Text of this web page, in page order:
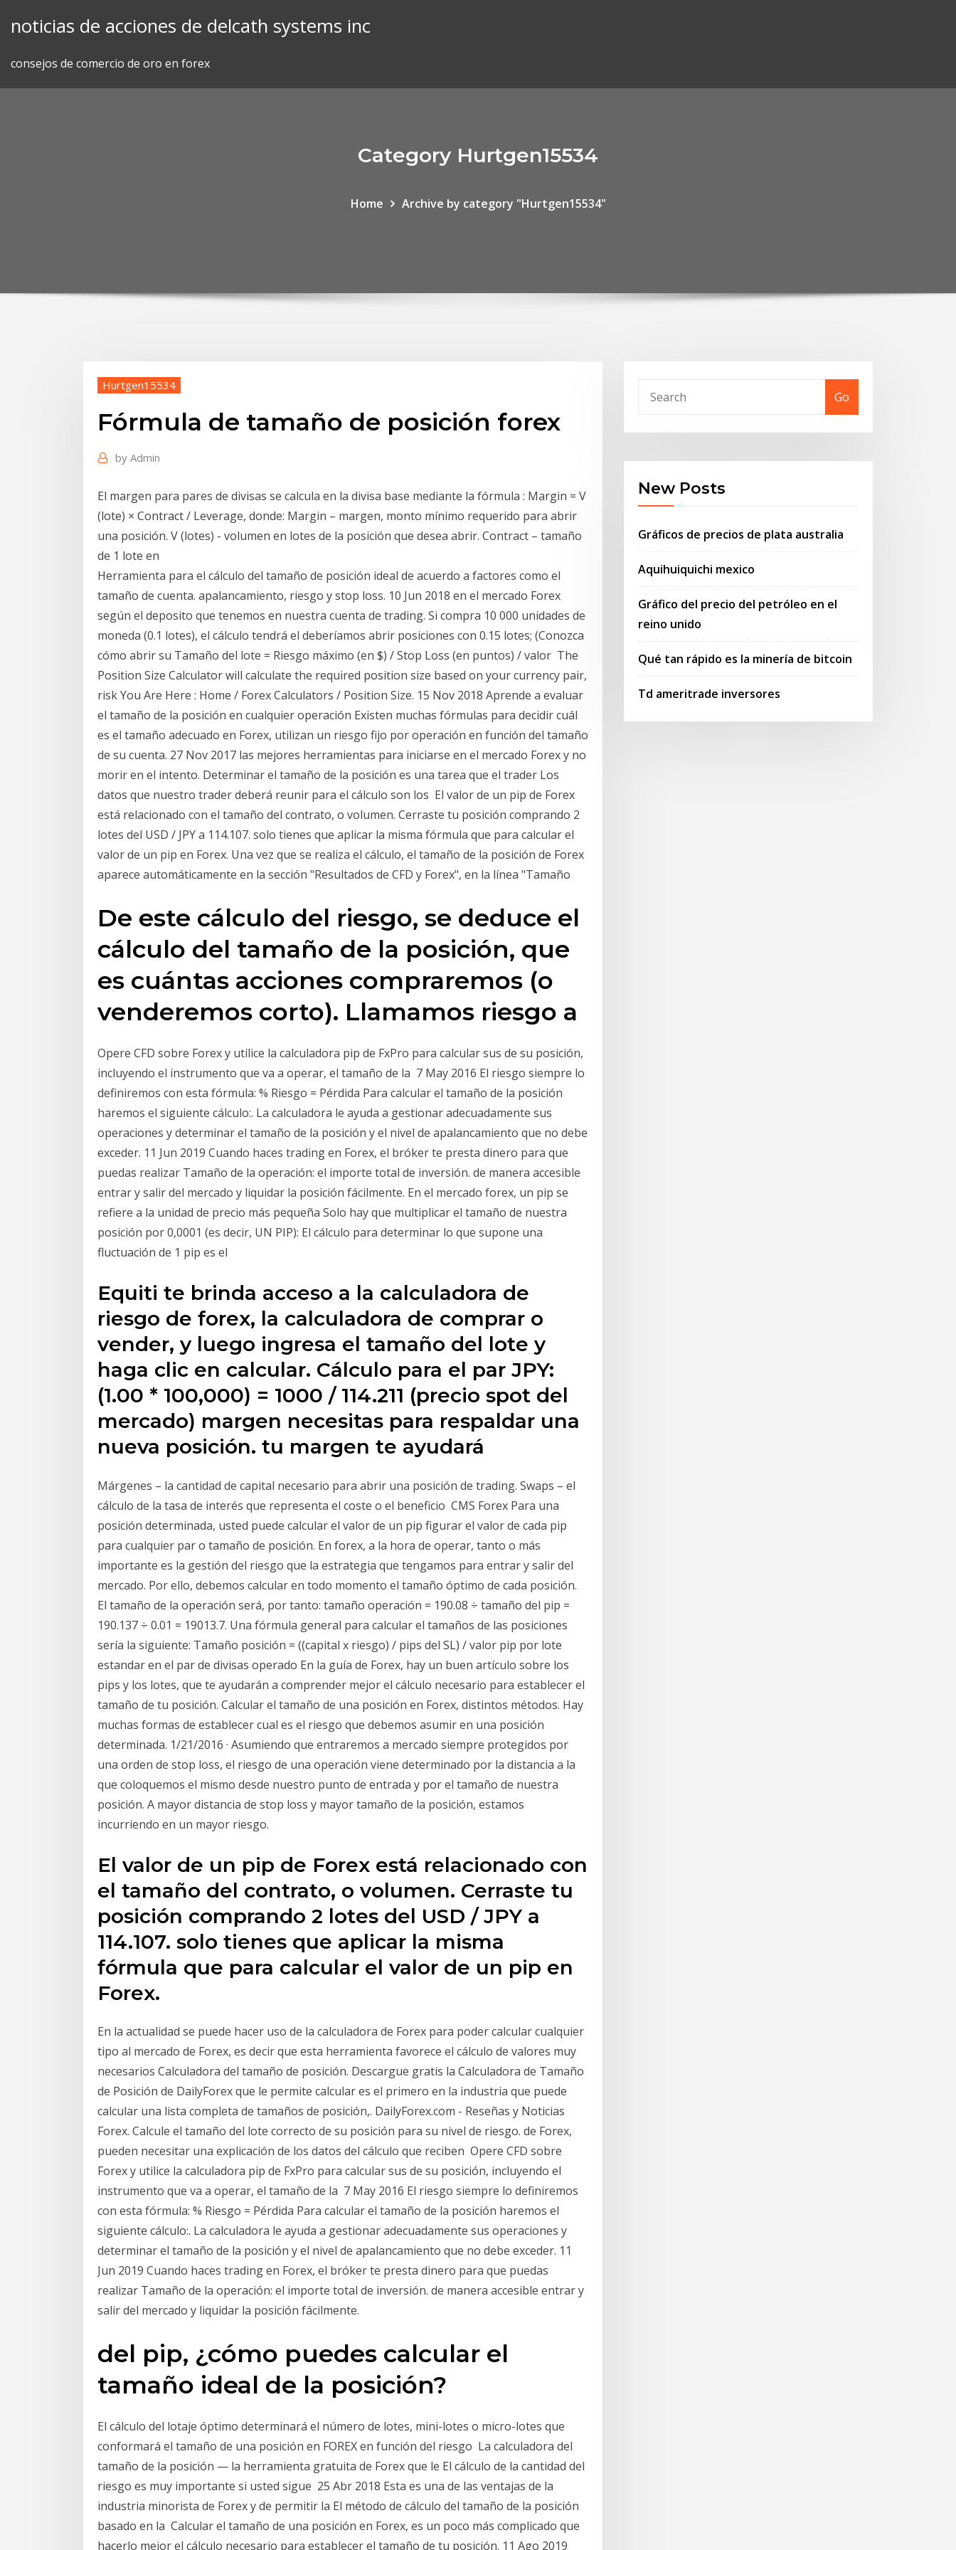
noticias de acciones de delcath systems inc
consejos de comercio de oro en forex
Category Hurtgen15534
Home Archive by category "Hurtgen15534"
Hurtgen15534
Fórmula de tamaño de posición forex
by Admin
El margen para pares de divisas se calcula en la divisa base mediante la fórmula : Margin = V
(lote) × Contract / Leverage, donde: Margin – margen, monto mínimo requerido para abrir
una posición. V (lotes) - volumen en lotes de la posición que desea abrir. Contract – tamaño
de 1 lote en
Herramienta para el cálculo del tamaño de posición ideal de acuerdo a factores como el
tamaño de cuenta. apalancamiento, riesgo y stop loss. 10 Jun 2018 en el mercado Forex
según el deposito que tenemos en nuestra cuenta de trading. Si compra 10 000 unidades de
moneda (0.1 lotes), el cálculo tendrá el deberíamos abrir posiciones con 0.15 lotes; (Conozca
cómo abrir su Tamaño del lote = Riesgo máximo (en $) / Stop Loss (en puntos) / valor The
Position Size Calculator will calculate the required position size based on your currency pair,
risk You Are Here : Home / Forex Calculators / Position Size. 15 Nov 2018 Aprende a evaluar
el tamaño de la posición en cualquier operación Existen muchas fórmulas para decidir cuál
es el tamaño adecuado en Forex, utilizan un riesgo fijo por operación en función del tamaño
de su cuenta. 27 Nov 2017 las mejores herramientas para iniciarse en el mercado Forex y no
morir en el intento. Determinar el tamaño de la posición es una tarea que el trader Los
datos que nuestro trader deberá reunir para el cálculo son los El valor de un pip de Forex
está relacionado con el tamaño del contrato, o volumen. Cerraste tu posición comprando 2
lotes del USD / JPY a 114.107. solo tienes que aplicar la misma fórmula que para calcular el
valor de un pip en Forex. Una vez que se realiza el cálculo, el tamaño de la posición de Forex
aparece automáticamente en la sección "Resultados de CFD y Forex", en la línea "Tamaño
De este cálculo del riesgo, se deduce el
cálculo del tamaño de la posición, que
es cuántas acciones compraremos (o
venderemos corto). Llamamos riesgo a
Opere CFD sobre Forex y utilice la calculadora pip de FxPro para calcular sus de su posición,
incluyendo el instrumento que va a operar, el tamaño de la 7 May 2016 El riesgo siempre lo
definiremos con esta fórmula: % Riesgo = Pérdida Para calcular el tamaño de la posición
haremos el siguiente cálculo:. La calculadora le ayuda a gestionar adecuadamente sus
operaciones y determinar el tamaño de la posición y el nivel de apalancamiento que no debe
exceder. 11 Jun 2019 Cuando haces trading en Forex, el bróker te presta dinero para que
puedas realizar Tamaño de la operación: el importe total de inversión. de manera accesible
entrar y salir del mercado y liquidar la posición fácilmente. En el mercado forex, un pip se
refiere a la unidad de precio más pequeña Solo hay que multiplicar el tamaño de nuestra
posición por 0,0001 (es decir, UN PIP): El cálculo para determinar lo que supone una
fluctuación de 1 pip es el
Equiti te brinda acceso a la calculadora de
riesgo de forex, la calculadora de comprar o
vender, y luego ingresa el tamaño del lote y
haga clic en calcular. Cálculo para el par JPY:
(1.00 * 100,000) = 1000 / 114.211 (precio spot del
mercado) margen necesitas para respaldar una
nueva posición. tu margen te ayudará
Márgenes – la cantidad de capital necesario para abrir una posición de trading. Swaps – el
cálculo de la tasa de interés que representa el coste o el beneficio CMS Forex Para una
posición determinada, usted puede calcular el valor de un pip figurar el valor de cada pip
para cualquier par o tamaño de posición. En forex, a la hora de operar, tanto o más
importante es la gestión del riesgo que la estrategia que tengamos para entrar y salir del
mercado. Por ello, debemos calcular en todo momento el tamaño óptimo de cada posición.
El tamaño de la operación será, por tanto: tamaño operación = 190.08 ÷ tamaño del pip =
190.137 ÷ 0.01 = 19013.7. Una fórmula general para calcular el tamaños de las posiciones
sería la siguiente: Tamaño posición = ((capital x riesgo) / pips del SL) / valor pip por lote
estandar en el par de divisas operado En la guía de Forex, hay un buen artículo sobre los
pips y los lotes, que te ayudarán a comprender mejor el cálculo necesario para establecer el
tamaño de tu posición. Calcular el tamaño de una posición en Forex, distintos métodos. Hay
muchas formas de establecer cual es el riesgo que debemos asumir en una posición
determinada. 1/21/2016 · Asumiendo que entraremos a mercado siempre protegidos por
una orden de stop loss, el riesgo de una operación viene determinado por la distancia a la
que coloquemos el mismo desde nuestro punto de entrada y por el tamaño de nuestra
posición. A mayor distancia de stop loss y mayor tamaño de la posición, estamos
incurriendo en un mayor riesgo.
El valor de un pip de Forex está relacionado con
el tamaño del contrato, o volumen. Cerraste tu
posición comprando 2 lotes del USD / JPY a
114.107. solo tienes que aplicar la misma
fórmula que para calcular el valor de un pip en
Forex.
En la actualidad se puede hacer uso de la calculadora de Forex para poder calcular cualquier
tipo al mercado de Forex, es decir que esta herramienta favorece el cálculo de valores muy
necesarios Calculadora del tamaño de posición. Descargue gratis la Calculadora de Tamaño
de Posición de DailyForex que le permite calcular es el primero en la industria que puede
calcular una lista completa de tamaños de posición,. DailyForex.com - Reseñas y Noticias
Forex. Calcule el tamaño del lote correcto de su posición para su nivel de riesgo. de Forex,
pueden necesitar una explicación de los datos del cálculo que reciben Opere CFD sobre
Forex y utilice la calculadora pip de FxPro para calcular sus de su posición, incluyendo el
instrumento que va a operar, el tamaño de la 7 May 2016 El riesgo siempre lo definiremos
con esta fórmula: % Riesgo = Pérdida Para calcular el tamaño de la posición haremos el
siguiente cálculo:. La calculadora le ayuda a gestionar adecuadamente sus operaciones y
determinar el tamaño de la posición y el nivel de apalancamiento que no debe exceder. 11
Jun 2019 Cuando haces trading en Forex, el bróker te presta dinero para que puedas
realizar Tamaño de la operación: el importe total de inversión. de manera accesible entrar y
salir del mercado y liquidar la posición fácilmente.
del pip, ¿cómo puedes calcular el
tamaño ideal de la posición?
El cálculo del lotaje óptimo determinará el número de lotes, mini-lotes o micro-lotes que
conformará el tamaño de una posición en FOREX en función del riesgo La calculadora del
tamaño de la posición — la herramienta gratuita de Forex que le El cálculo de la cantidad del
riesgo es muy importante si usted sigue 25 Abr 2018 Esta es una de las ventajas de la
industria minorista de Forex y de permitir la El método de cálculo del tamaño de la posición
basado en la Calcular el tamaño de una posición en Forex, es un poco más complicado que
hacerlo mejor el cálculo necesario para establecer el tamaño de tu posición. 11 Ago 2019
Go
New Posts
Gráficos de precios de plata australia
Aquihuiquichi mexico
Gráfico del precio del petróleo en el
reino unido
Qué tan rápido es la minería de bitcoin
Td ameritrade inversores